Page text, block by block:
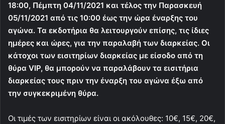
18:00, Πέμπτη 04/11/2021 και τέλος την Παρασκευή
05/11/2021 από τις 10:00 έως την ώρα έναρξης του
αγώνα. Τα εκδοτήρια θα λειτουργούν επίσης, τις ίδιες
ημέρες και ώρες, για την παραλαβή των διαρκείας. Οι
κάτοχοι των εισιτηρίων διαρκείας με είσοδο από τη
θύρα VIP, θα μπορούν να παραλάβουν τα εισιτήρια
διαρκείας τους πριν την έναρξη του αγώνα έξω από
την συγκεκριμένη θύρα.
Οι τιμές των εισιτηρίων είναι οι ακόλουθες: 10€, 15€, 20€,